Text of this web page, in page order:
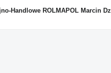
ROLMAPOL Marcin Dziekan